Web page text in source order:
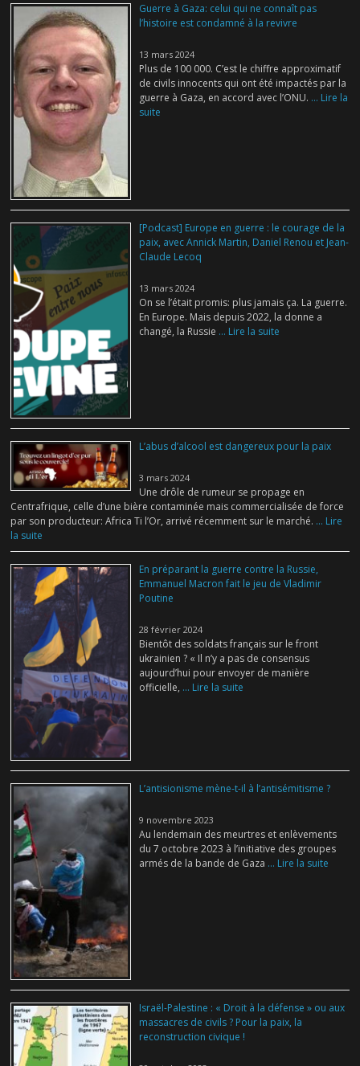
Guerre à Gaza: celui qui ne connaît pas
l’histoire est condamné à la revivre
13 mars 2024
Plus de 100 000. C’est le chiffre approximatif
de civils innocents qui ont été impactés par la
guerre à Gaza, en accord avec l’ONU. ... Lire la
suite
[Podcast] Europe en guerre : le courage de la
paix, avec Annick Martin, Daniel Renou et Jean-
Claude Lecoq
13 mars 2024
On se l’était promis: plus jamais ça. La guerre.
En Europe. Mais depuis 2022, la donne a
changé, la Russie ... Lire la suite
L’abus d’alcool est dangereux pour la paix
3 mars 2024
Une drôle de rumeur se propage en
Centrafrique, celle d’une bière contaminée mais commercialisée de force
par son producteur: Africa Ti l’Or, arrivé récemment sur le marché. ... Lire
la suite
En préparant la guerre contre la Russie,
Emmanuel Macron fait le jeu de Vladimir
Poutine
28 février 2024
Bientôt des soldats français sur le front
ukrainien ? « Il n’y a pas de consensus
aujourd’hui pour envoyer de manière
officielle, ... Lire la suite
L’antisionisme mène-t-il à l’antisémitisme ?
9 novembre 2023
Au lendemain des meurtres et enlèvements
du 7 octobre 2023 à l’initiative des groupes
armés de la bande de Gaza ... Lire la suite
Israël-Palestine : « Droit à la défense » ou aux
massacres de civils ? Pour la paix, la
reconstruction civique !